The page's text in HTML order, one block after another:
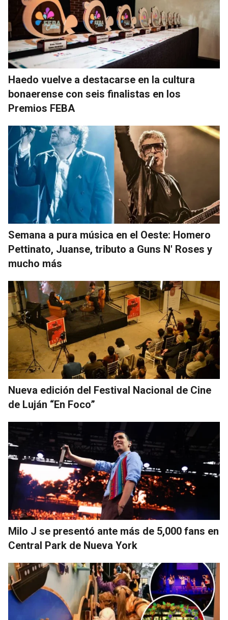
Haedo vuelve a destacarse en la cultura
bonaerense con seis finalistas en los
Premios FEBA
Semana a pura música en el Oeste: Homero
Pettinato, Juanse, tributo a Guns N' Roses y
mucho más
Nueva edición del Festival Nacional de Cine
de Luján “En Foco”
Milo J se presentó ante más de 5,000 fans en
Central Park de Nueva York